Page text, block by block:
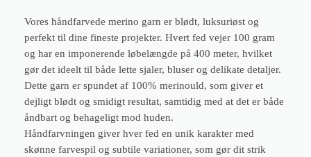
e
t
M
e
r
i
n
o
G
Vores håndfarvede merino garn er blødt, luksuriøst og
perfekt til dine fineste projekter. Hvert fed vejer 100 gram
og har en imponerende løbelængde på 400 meter, hvilket
gør det ideelt til både lette sjaler, bluser og delikate detaljer.
Dette garn er spundet af 100% merinould, som giver et
dejligt blødt og smidigt resultat, samtidig med at det er både
åndbart og behageligt mod huden.
Håndfarvningen giver hver fed en unik karakter med
skønne farvespil og subtile variationer, som gør dit strik